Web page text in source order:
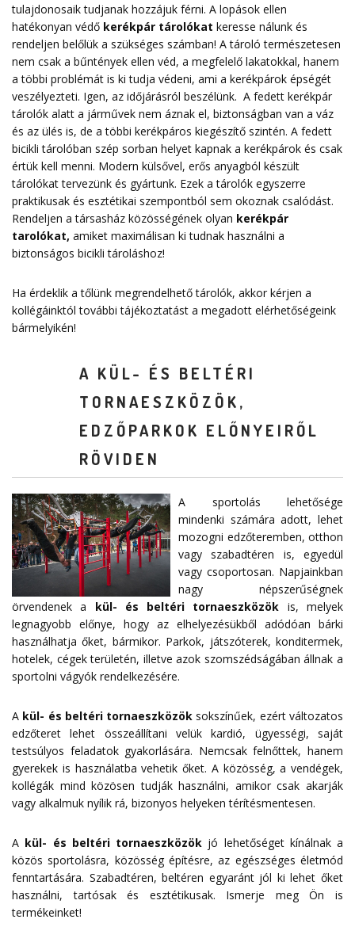
tulajdonosaik tudjanak hozzájuk férni. A lopások ellen
hatékonyan védő kerékpár tárolókat keresse nálunk és
rendeljen belőlük a szükséges számban! A tároló természetesen
nem csak a bűntények ellen véd, a megfelelő lakatokkal, hanem
a többi problémát is ki tudja védeni, ami a kerékpárok épségét
veszélyezteti. Igen, az időjárásról beszélünk. A fedett kerékpár
tárolók alatt a járművek nem áznak el, biztonságban van a váz
és az ülés is, de a többi kerékpáros kiegészítő szintén. A fedett
bicikli tárolóban szép sorban helyet kapnak a kerékpárok és csak
értük kell menni. Modern külsővel, erős anyagból készült
tárolókat tervezünk és gyártunk. Ezek a tárolók egyszerre
praktikusak és esztétikai szempontból sem okoznak csalódást.
Rendeljen a társasház közösségének olyan kerékpár
tarolókat, amiket maximálisan ki tudnak használni a
biztonságos bicikli tároláshoz!
Ha érdeklik a tőlünk megrendelhető tárolók, akkor kérjen a
kollégáinktól további tájékoztatást a megadott elérhetőségeink
bármelyikén!
A KÜL- ÉS BELTÉRI
TORNAESZKÖZÖK,
EDZŐPARKOK ELŐNYEIRŐL
RÖVIDEN
A sportolás lehetősége
mindenki számára adott, lehet
mozogni edzőteremben, otthon
vagy szabadtéren is, egyedül
vagy csoportosan. Napjainkban
nagy népszerűségnek
örvendenek a kül- és beltéri tornaeszközök is, melyek
legnagyobb előnye, hogy az elhelyezésükből adódóan bárki
használhatja őket, bármikor. Parkok, játszóterek, konditermek,
hotelek, cégek területén, illetve azok szomszédságában állnak a
sportolni vágyók rendelkezésére.
A kül- és beltéri tornaeszközök sokszínűek, ezért változatos
edzőteret lehet összeállítani velük kardió, ügyességi, saját
testsúlyos feladatok gyakorlására. Nemcsak felnőttek, hanem
gyerekek is használatba vehetik őket. A közösség, a vendégek,
kollégák mind közösen tudják használni, amikor csak akarják
vagy alkalmuk nyílik rá, bizonyos helyeken térítésmentesen.
A kül- és beltéri tornaeszközök jó lehetőséget kínálnak a
közös sportolásra, közösség építésre, az egészséges életmód
fenntartására. Szabadtéren, beltéren egyaránt jól ki lehet őket
használni, tartósak és esztétikusak. Ismerje meg Ön is
termékeinket!